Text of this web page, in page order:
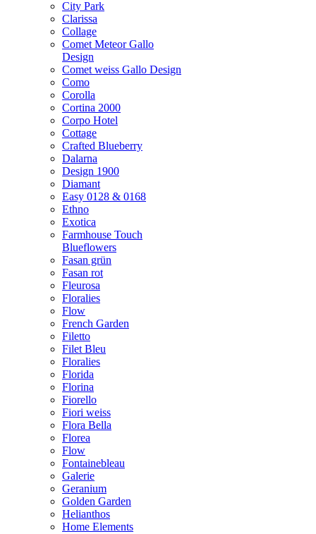
City Park
Clarissa
Collage
Comet Meteor Gallo
Design
Comet weiss Gallo Design
Como
Corolla
Cortina 2000
Corpo Hotel
Cottage
Crafted Blueberry
Dalarna
Design 1900
Diamant
Easy 0128 & 0168
Ethno
Exotica
Farmhouse Touch
Blueflowers
Fasan grün
Fasan rot
Fleurosa
Floralies
Flow
French Garden
Filetto
Filet Bleu
Floralies
Florida
Florina
Fiorello
Fiori weiss
Flora Bella
Florea
Flow
Fontainebleau
Galerie
Geranium
Golden Garden
Helianthos
Home Elements